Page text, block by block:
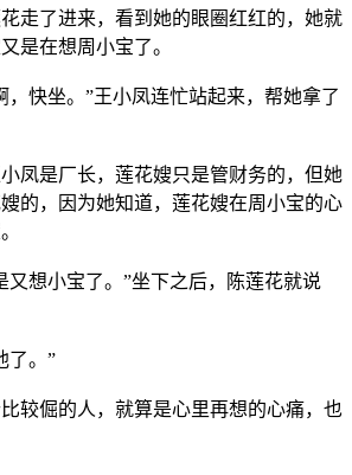
走了进来，看到她的眼圈红红的，她就
是在想周小宝了。
快坐。”王小凤连忙站起来，帮她拿了
凤是厂长，莲花嫂只是管财务的，但她
的，因为她知道，莲花嫂在周小宝的心
想小宝了。”坐下之后，陈莲花就说
了。”
较倔的人，就算是心里再想的心痛，也